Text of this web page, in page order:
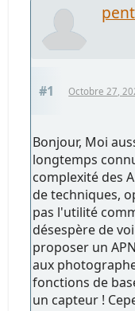
#1 Octobre 27,
Bonjour, Moi
longtemps
complexité des
de techniques,
pas l'utilité
désespère de
proposer un
aux
fonctions de
un capteur !